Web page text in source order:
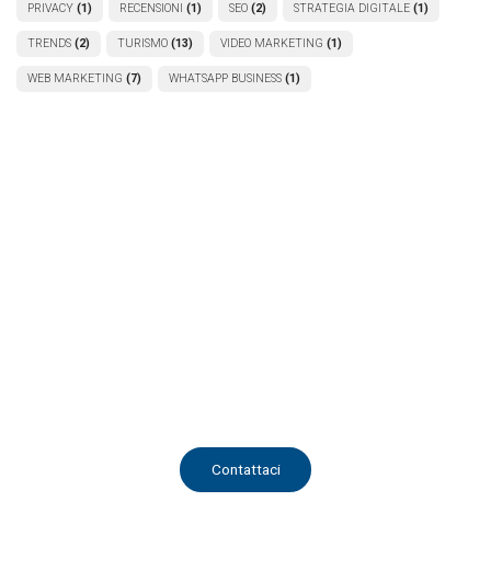
PRIVACY (1) RECENSIONI (1) SEO (2) STRATEGIA DIGITALE (1)
TRENDS (2) TURISMO (13) VIDEO MARKETING (1)
WEB MARKETING (7) WHATSAPP BUSINESS (1)
Contattaci